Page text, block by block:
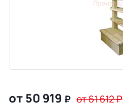
от 50 919 ₽ от 61 612₽